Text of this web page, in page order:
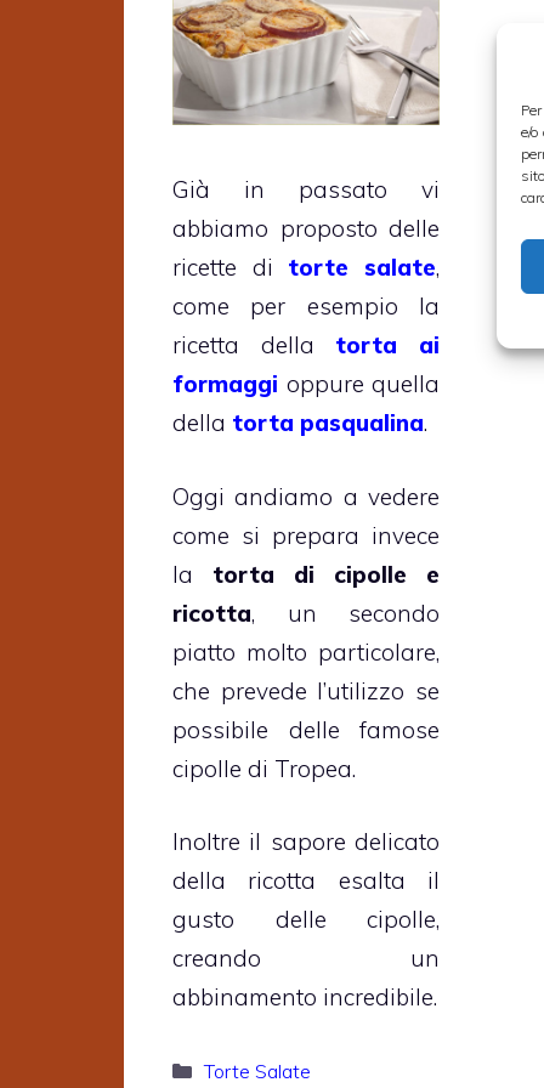
e/
Già in passato vi
abbiamo proposto delle
ricette di torte salate,
come per esempio la
ricetta della torta ai
formaggi oppure quella
della torta pasqualina.
Oggi andiamo a vedere
come si prepara invece
la torta di cipolle e
ricotta, un secondo
piatto molto particolare,
che prevede l’utilizzo se
possibile delle famose
cipolle di Tropea.
Inoltre il sapore delicato
della ricotta esalta il
gusto delle cipolle,
creando un
abbinamento incredibile.
Categorie
Torte Salate